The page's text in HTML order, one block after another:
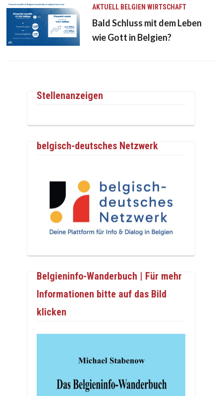
AKTUELL BELGIEN WIRTSCHAFT
Bald Schluss mit dem Leben
wie Gott in Belgien?
Stellenanzeigen
belgisch-deutsches Netzwerk
Belgieninfo-Wanderbuch | Für mehr
Informationen bitte auf das Bild
klicken